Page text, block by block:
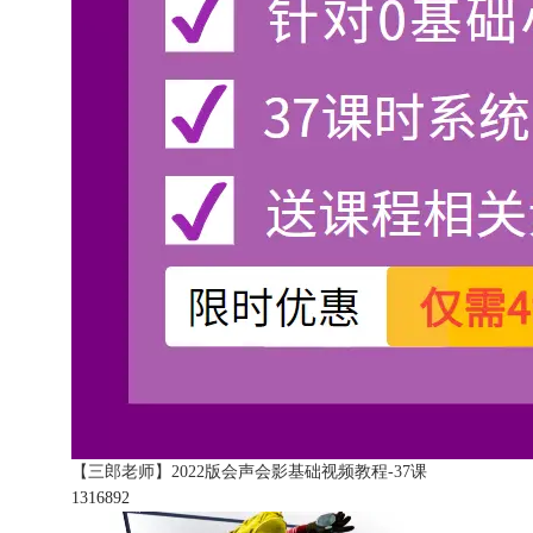
【三郎老师】2022版会声会影基础视频教程-37课
1316892